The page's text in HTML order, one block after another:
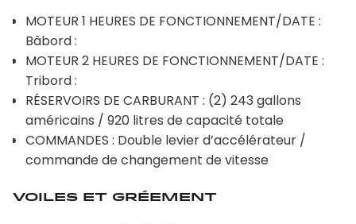
MOTEUR 1 HEURES DE FONCTIONNEMENT/DATE :
Bâbord :
MOTEUR 2 HEURES DE FONCTIONNEMENT/DATE :
Tribord :
RÉSERVOIRS DE CARBURANT : (2) 243 gallons
américains / 920 litres de capacité totale
COMMANDES : Double levier d’accélérateur /
commande de changement de vitesse
VOILES ET GRÉEMENT